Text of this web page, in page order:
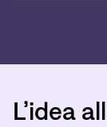
L’idea